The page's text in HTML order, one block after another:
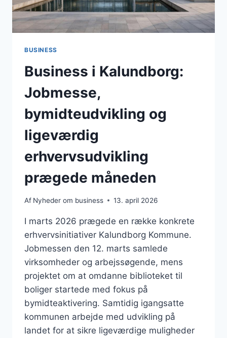
BUSINESS
Business i Kalundborg:
Jobmesse,
bymidteudvikling og
ligeværdig
erhvervsudvikling
prægede måneden
Af Nyheder om business 13. april 2026
I marts 2026 prægede en række konkrete
erhvervsinitiativer Kalundborg Kommune.
Jobmessen den 12. marts samlede
virksomheder og arbejssøgende, mens
projektet om at omdanne biblioteket til
boliger startede med fokus på
bymidteaktivering. Samtidig igangsatte
kommunen arbejde med udvikling på
landet for at sikre ligeværdige muligheder